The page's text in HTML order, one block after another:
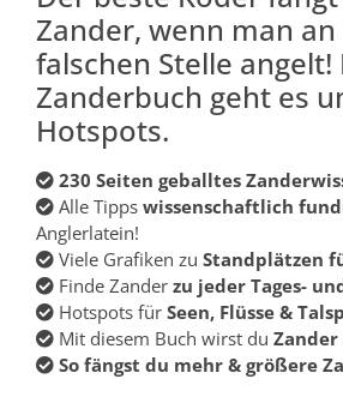
Zander, wenn man
falschen Stelle angelt!
Zanderbuch geht es
Hotspots.
230 Seiten geballtes
Alle Tipps wissenschaftlich
Anglerlatein!
Viele Grafiken zu Standplätzen
Finde Zander zu jeder Tages-
Hotspots für Seen, Flüsse &
Mit diesem Buch wirst du
So fängst du mehr & größere